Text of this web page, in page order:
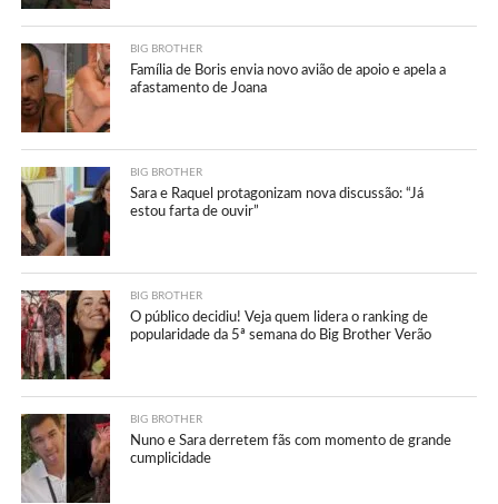
BIG BROTHER
Família de Boris envia novo avião de apoio e apela a
afastamento de Joana
BIG BROTHER
Sara e Raquel protagonizam nova discussão: “Já
estou farta de ouvir”
BIG BROTHER
O público decidiu! Veja quem lidera o ranking de
popularidade da 5ª semana do Big Brother Verão
BIG BROTHER
Nuno e Sara derretem fãs com momento de grande
cumplicidade